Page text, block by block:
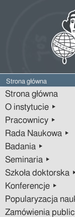
Strona główna
Strona główna
O instytucie ▸
Pracownicy ▸
Rada Naukowa ▸
Badania ▸
Seminaria ▸
Szkoła doktorska
Konferencje ▸
Popularyzacja
Zamówienia